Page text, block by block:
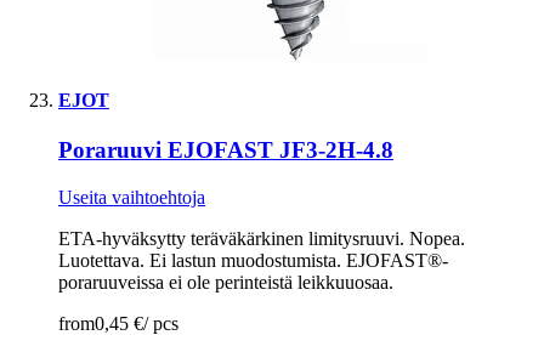
EJOT
Poraruuvi EJOFAST JF3-2H-4.8
Useita vaihtoehtoja
ETA-hyväksytty teräväkärkinen limitysruuvi. Nopea.
Luotettava. Ei lastun muodostumista. EJOFAST®-
poraruuveissa ei ole perinteistä leikkuuosaa.
from0,45 €/ pcs